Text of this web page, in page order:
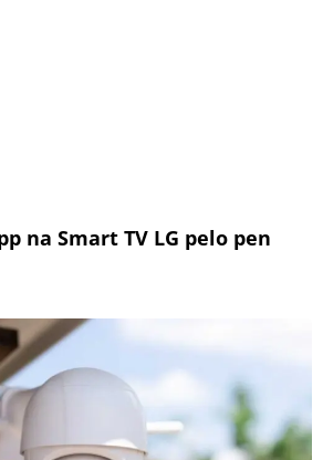
na Smart TV LG pelo pen